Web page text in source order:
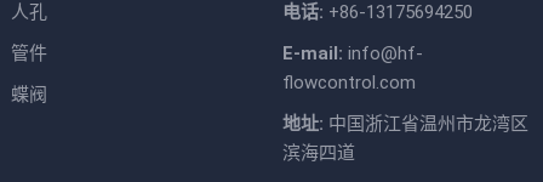
人孔
管件
蝶阀
电话: +86-13175694250
E-mail: info@hf-
flowcontrol.com
地址: 中国浙江省温州市龙湾区
滨海四道